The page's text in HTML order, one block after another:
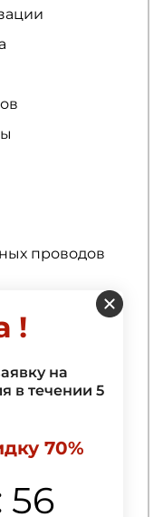
проводов
руля
!
на
в течении 5
70%
55